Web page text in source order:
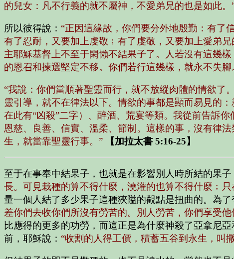
的兒女：凡不行義的就不屬神，不愛弟兄的也是如此。
所以彼得說： “正因這緣故，你們要分外地殷勤：有了
有了忍耐，又要加上虔敬﹔有了虔敬，又要加上愛弟
主耶穌基督上不至于閑懶不結果子了。人若沒有這幾
的恩召和揀選堅定不移。你們若行這幾樣，就永不失
“我說：你們當順著聖靈而行，就不放縱肉體的情欲
靈引導，就不在律法以下。情欲的事都是顯而易見的
在此有“凶殺”二字）、醉酒、荒宴等類。我從前告訴
恩慈、良善、信實、溫柔、節制。這樣的事，沒有律
生，就當靠聖靈行事。”
【加拉太書 5:16-25】
至于在事奉中結果子，也就是在影響別人時所結的果
長。可見栽種的算不得什麼，澆灌的也算不得什麼﹔
量一個人結了多少果子這種狹隘的觀點是扭曲的。為
差你們去收你們所沒有勞苦的。別人勞苦，你們享受他
比應得的更多的功勞，而這正是為什麼神殺了亞拿尼
前，耶穌說： “收割的人得工價，積蓄五谷到永生，叫